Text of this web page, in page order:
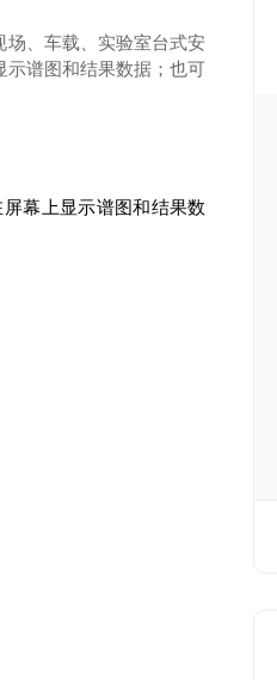
、车载、实验室台式安
谱图和结果数据；也可
幕上显示谱图和结果数